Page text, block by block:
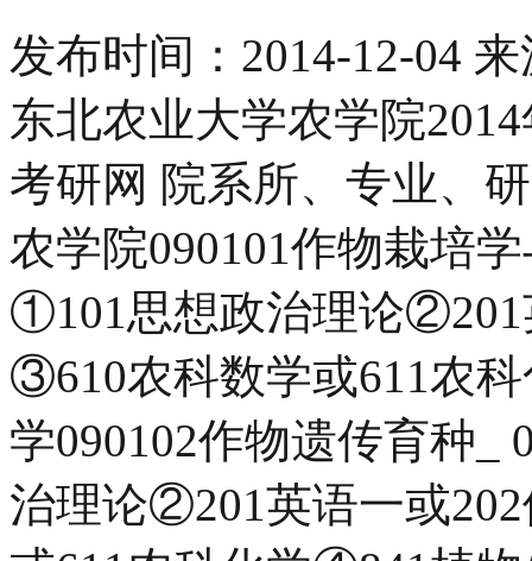
发布时间： 2014-12-04 来
东北农业大学农学院
考研网 院系所、专业、
农学院090101作物栽培
①101思想政治理论②201
③610农科数学或611农
学090102作物遗传育种
治理论②201英语一或